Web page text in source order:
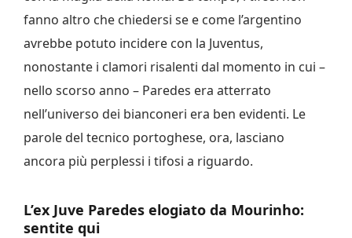
fanno altro che chiedersi se e come l’argentino
avrebbe potuto incidere con la Juventus,
nonostante i clamori risalenti dal momento in cui –
nello scorso anno – Paredes era atterrato
nell’universo dei bianconeri era ben evidenti. Le
parole del tecnico portoghese, ora, lasciano
ancora più perplessi i tifosi a riguardo.
L’ex Juve Paredes elogiato da Mourinho:
sentite qui